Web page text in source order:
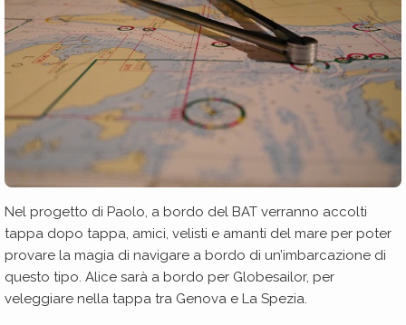
Nel progetto di Paolo, a bordo del BAT verranno accolti
tappa dopo tappa, amici, velisti e amanti del mare per poter
provare la magia di navigare a bordo di un’imbarcazione di
questo tipo. Alice sarà a bordo per Globesailor, per
veleggiare nella tappa tra Genova e La Spezia.